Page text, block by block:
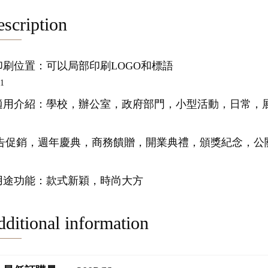
刷位置：可以局部印刷LOGO和標語
用介紹：學校，辦公室，政府部門，小型活動，日常，
促銷，週年慶典，商務饋贈，開業典禮，頒獎紀念，公
途功能：款式新穎，時尚大方
information